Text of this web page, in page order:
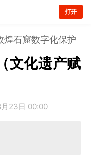
打开
煌石窟数字化保护
文化遗产赋
月23日 00:00